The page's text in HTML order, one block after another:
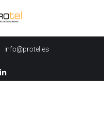
info@protel.es